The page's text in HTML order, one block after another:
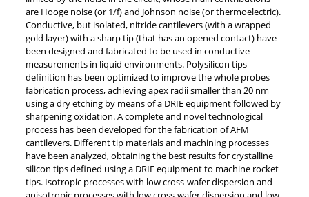
are Hooge noise (or 1/f) and Johnson noise (or thermoelectric).
Conductive, but isolated, nitride cantilevers (with a wrapped
gold layer) with a sharp tip (that has an opened contact) have
been designed and fabricated to be used in conductive
measurements in liquid environments. Polysilicon tips
definition has been optimized to improve the whole probes
fabrication process, achieving apex radii smaller than 20 nm
using a dry etching by means of a DRIE equipment followed by
sharpening oxidation. A complete and novel technological
process has been developed for the fabrication of AFM
cantilevers. Different tip materials and machining processes
have been analyzed, obtaining the best results for crystalline
silicon tips defined using a DRIE equipment to machine rocket
tips. Isotropic processes with low cross-wafer dispersion and